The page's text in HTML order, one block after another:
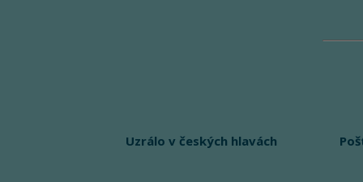
Uzrálo v českých hlavách